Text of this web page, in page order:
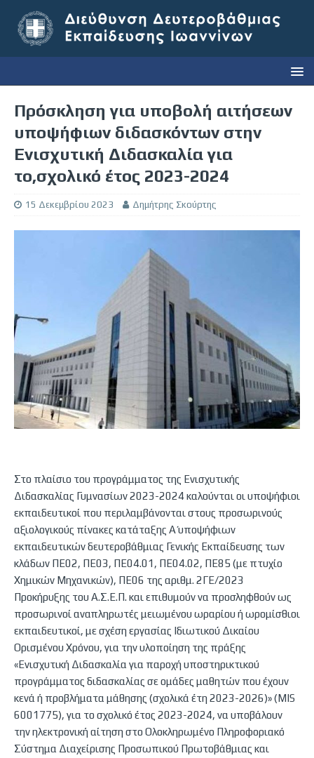
Πρόσκληση για υποβολή αιτήσεων
υποψήφιων διδασκόντων στην
Ενισχυτική Διδασκαλία για
το,σχολικό έτος 2023-2024
15 Δεκεμβρίου 2023 Δημήτρης Σκούρτης
Στο πλαίσιο του προγράμματος της Ενισχυτικής
Διδασκαλίας Γυμνασίων 2023-2024 καλούνται οι υποψήφιοι
εκπαιδευτικοί που περιλαμβάνονται στους προσωρινούς
αξιολογικούς πίνακες κατάταξης Α΄ υποψήφιων
εκπαιδευτικών δευτεροβάθμιας Γενικής Εκπαίδευσης των
κλάδων ΠΕ02, ΠΕ03, ΠΕ04.01, ΠΕ04.02, ΠΕ85 (με πτυχίο
Χημικών Μηχανικών), ΠΕ06 της αριθμ. 2ΓΕ/2023
Προκήρυξης του Α.Σ.Ε.Π. και επιθυμούν να προσληφθούν ως
προσωρινοί αναπληρωτές μειωμένου ωραρίου ή ωρομίσθιοι
εκπαιδευτικοί, με σχέση εργασίας Ιδιωτικού Δικαίου
Ορισμένου Χρόνου, για την υλοποίηση της πράξης
«Ενισχυτική Διδασκαλία για παροχή υποστηρικτικού
προγράμματος διδασκαλίας σε ομάδες μαθητών που έχουν
κενά ή προβλήματα μάθησης (σχολικά έτη 2023-2026)» (MIS
6001775), για το σχολικό έτος 2023-2024, να υποβάλουν
την ηλεκτρονική αίτηση στο Ολοκληρωμένο Πληροφοριακό
Σύστημα Διαχείρισης Προσωπικού Πρωτοβάθμιας και